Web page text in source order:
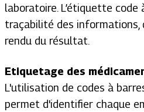
laboratoire. L’étiquette
traçabilité des informations,
rendu du résultat.
Etiquetage des
L'utilisation de codes à
permet d'identifier chaque